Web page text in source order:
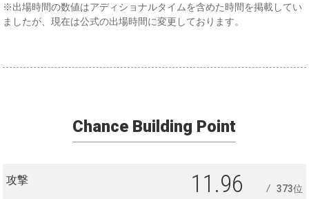
※出場時間の数値はアディショナルタイムを含めた時間を掲載してい
ましたが、現在は公式の出場時間に変更しております。
Chance Building Point
攻撃 11.96 373位